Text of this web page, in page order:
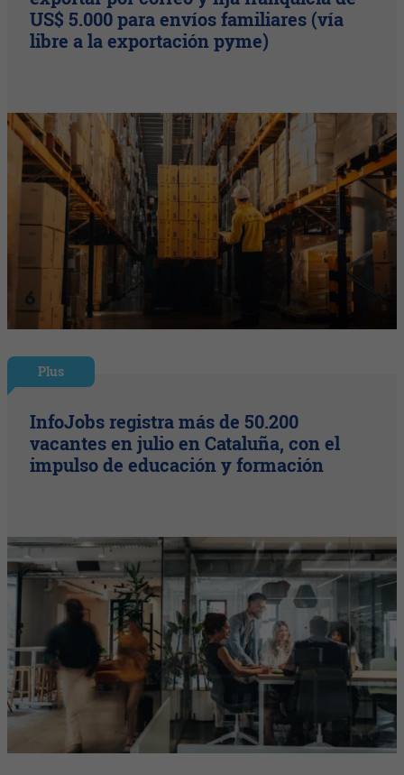
US$ 5.000 para envíos familiares (vía
libre a la exportación pyme)
Plus
InfoJobs registra más de 50.200
vacantes en julio en Cataluña, con el
impulso de educación y formación